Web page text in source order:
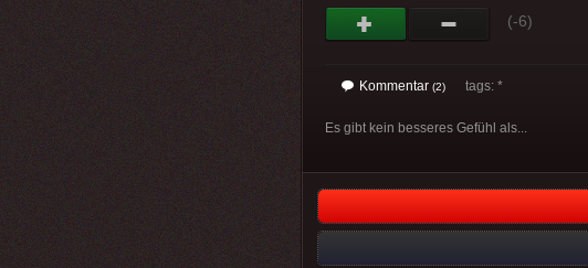
(-6)
Kommentar (2) tags: *
Es gibt kein besseres Gefühl als...